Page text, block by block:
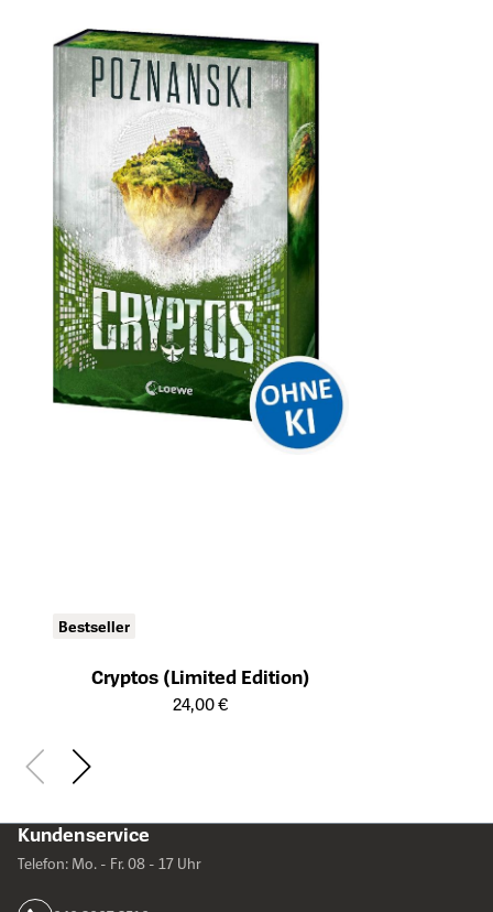
Bestseller
Cryptos (Limited Edition)
Öffnet die Detailseite des Produkts
24,00 €
Kundenservice
Telefon: Mo. - Fr. 08 - 17 Uhr